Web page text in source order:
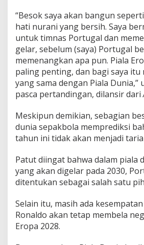
“Besok saya akan bangun
hati nurani yang bersih. Saya
untuk timnas Portugal dan
gelar, sebelum (saya) Portugal
memenangkan apa pun. Piala
paling penting, dan bagi saya itu
yang sama dengan Piala Dunia,”
pasca pertandingan, dilansir dari
Meskipun demikian, sebagian
dunia sepakbola memprediksi
tahun ini tidak akan menjadi
Patut diingat bahwa dalam piala
yang akan digelar pada 2030,
ditentukan sebagai salah satu
Selain itu, masih ada
Ronaldo akan tetap membela
Eropa 2028.